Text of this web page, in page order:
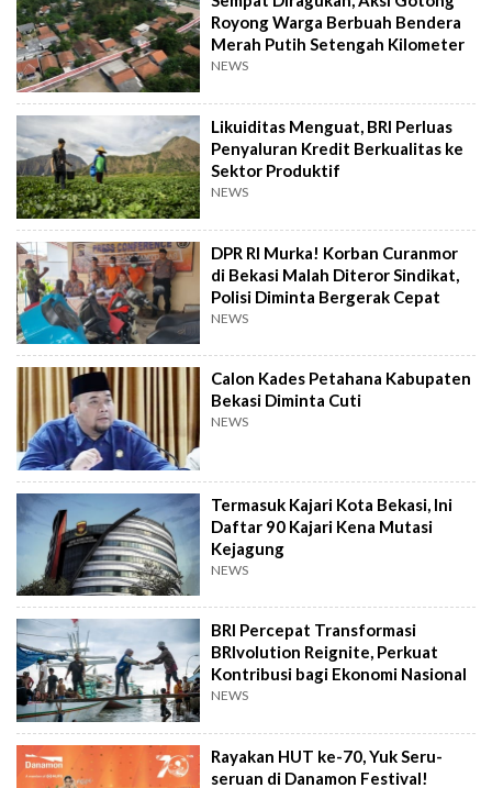
Royong Warga Berbuah Bendera
Merah Putih Setengah Kilometer
NEWS
Likuiditas Menguat, BRI Perluas
Penyaluran Kredit Berkualitas ke
Sektor Produktif
NEWS
DPR RI Murka! Korban Curanmor
di Bekasi Malah Diteror Sindikat,
Polisi Diminta Bergerak Cepat
NEWS
Calon Kades Petahana Kabupaten
Bekasi Diminta Cuti
NEWS
Termasuk Kajari Kota Bekasi, Ini
Daftar 90 Kajari Kena Mutasi
Kejagung
NEWS
BRI Percepat Transformasi
BRIvolution Reignite, Perkuat
Kontribusi bagi Ekonomi Nasional
NEWS
Rayakan HUT ke-70, Yuk Seru-
seruan di Danamon Festival!